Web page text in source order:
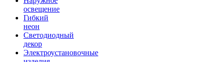
освещение
Гибкий
неон
Светодиодный
декор
Электроустановочные